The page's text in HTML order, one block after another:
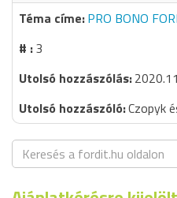
PRO BONO
3
Czopyk